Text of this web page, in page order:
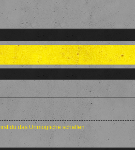
du das Unmögliche schaffen